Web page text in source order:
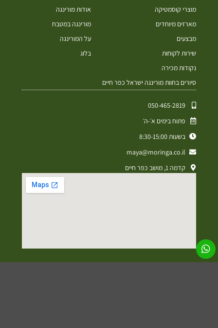
מוצרי קוסמטיקה
מארזים מיוחדים
מבצעים
שירות לקוחות
נקודות מכירה
סיורים בחוות מורינגה ישראל כפר חיים
אודות מורינגה
מורינגה במטבח
על המורינגה
בלוג
050-465-2819⁩
פתוח בימים א׳-ה׳
בשעות 8:30-15:00
maya@moringa.co.il
קדמה 1, מושב כפר חיים